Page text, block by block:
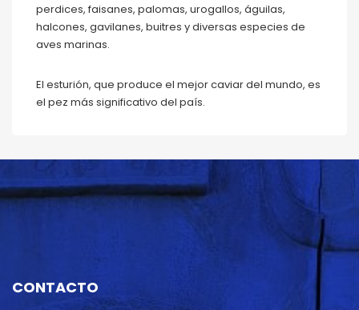
perdices, faisanes, palomas, urogallos, águilas,
halcones, gavilanes, buitres y diversas especies de
aves marinas.
El esturión, que produce el mejor caviar del mundo, es
el pez más significativo del país.
CONTACTO